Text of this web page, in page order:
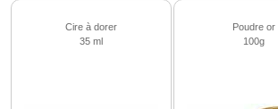
Cire à dorer
35 ml
Poudre or
100g